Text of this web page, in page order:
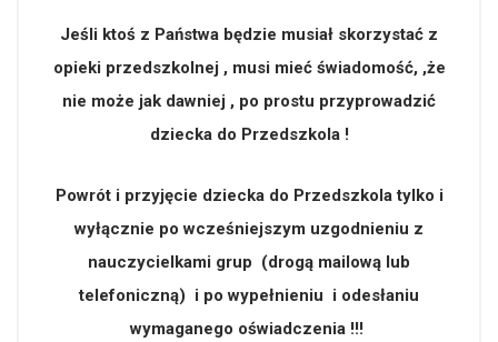
Jeśli ktoś z Państwa będzie musiał skorzystać z
opieki przedszkolnej , musi mieć świadomość, ,że
nie może jak dawniej , po prostu przyprowadzić
dziecka do Przedszkola !
Powrót i przyjęcie dziecka do Przedszkola tylko i
wyłącznie po wcześniejszym uzgodnieniu z
nauczycielkami grup (drogą mailową lub
telefoniczną) i po wypełnieniu i odesłaniu
wymaganego oświadczenia !!!